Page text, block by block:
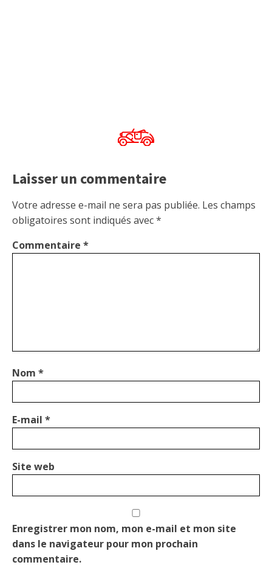
Laisser un commentaire
Votre adresse e-mail ne sera pas publiée. Les champs
obligatoires sont indiqués avec*
Commentaire *
Nom *
E-mail *
Site web
Enregistrer mon nom, mon e-mail et mon site
dans le navigateur pour mon prochain
commentaire.